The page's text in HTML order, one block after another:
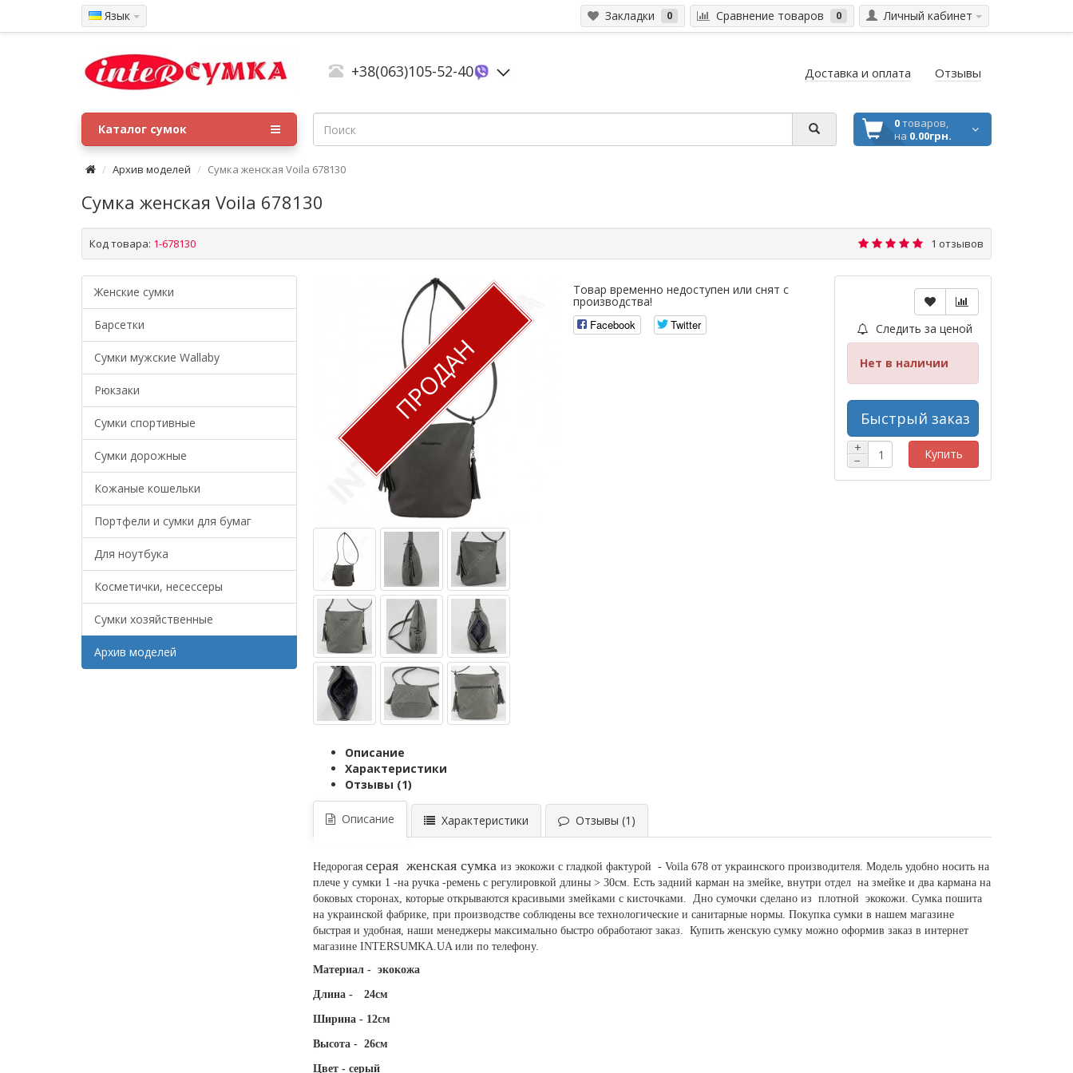
Язык Закладки 0 Сравнение товаров 0 Личный кабинет
+38(063)105-52-40 Доставка и оплата Отзывы
0товаров,
на 0.00грн.
Каталог сумок
Архив моделей Сумка женская Voila 678130
Сумка женская Voila 678130
Код товара: 1-678130 1 отзывов
Женские сумки
Барсетки
Cумки мужские Wallaby
Рюкзаки
Сумки спортивные
Сумки дорожные
Кожаные кошельки
Портфели и сумки для бумаг
Для ноутбука
Косметички, несессеры
Сумки хозяйственные
Архив моделей
ПРОДАН
Описание
Характеристики
Отзывы (1)
Товар временно недоступен или снят с
производства!
Facebook
Twitter Следить за ценой
Нет в наличии
Быстрый заказ
+
−
Купить
Описание Характеристики Отзывы (1)
Недорогая серая женская сумка из экокожи с гладкой фактурой - Voila 678 от украинского производителя. Модель удобно носить на
плече у сумки 1 -на ручка -ремень с регулировкой длины > 30см. Есть задний карман на змейке, внутри отдел на змейке и два кармана на
боковых сторонах, которые открываются красивыми змейками с кисточками. Дно сумочки сделано из плотной экокожи. Сумка пошита
на украинской фабрике, при производстве соблюдены все технологические и санитарные нормы. Покупка сумки в нашем магазине
быстрая и удобная, наши менеджеры максимально быстро обработают заказ. Купить женскую сумку можно оформив заказ в интернет
магазине INTERSUMKA.UA или по телефону.
Материал - экокожа
Длина - 24см
Ширина - 12см
Высота - 26см
Цвет - серый